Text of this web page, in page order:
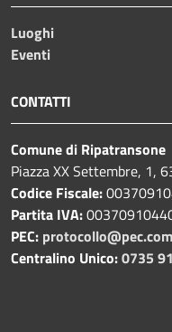
Luoghi
Eventi
CONTATTI
Comune di Ripatransone
Piazza XX Settembre, 1,
Codice Fiscale:
Partita IVA:
PEC:
Centralino Unico:0735